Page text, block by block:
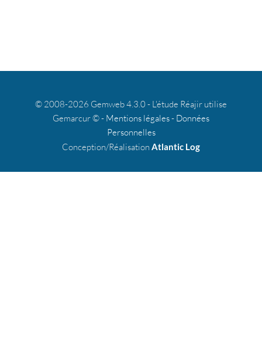
© 2008-2026 Gemweb 4.3.0 - L'étude Réajir utilise
Gemarcur © - Mentions légales- Données
Personnelles
Conception/Réalisation Atlantic Log